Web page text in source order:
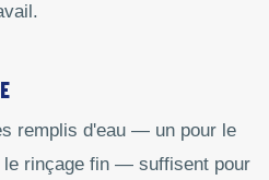
remplis d'eau — un pour le
le rinçage fin — suffisent pour